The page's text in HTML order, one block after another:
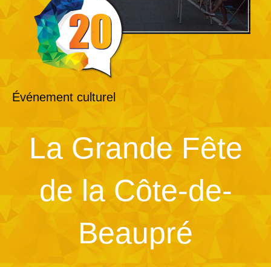
Événement culturel
La Grande Fête
de la Côte-de-
Beaupré